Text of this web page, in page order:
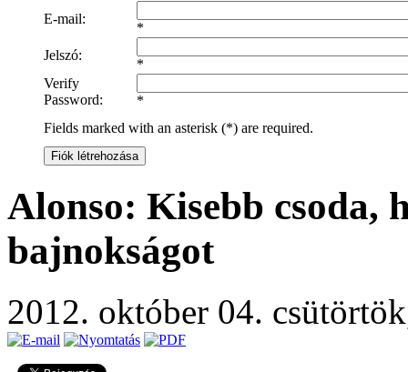
E-mail:
*
Jelszó:
*
Verify
Password:
*
Fields marked with an asterisk (*) are required.
Fiók létrehozása
Alonso: Kisebb csoda,
bajnokságot
2012. október 04.